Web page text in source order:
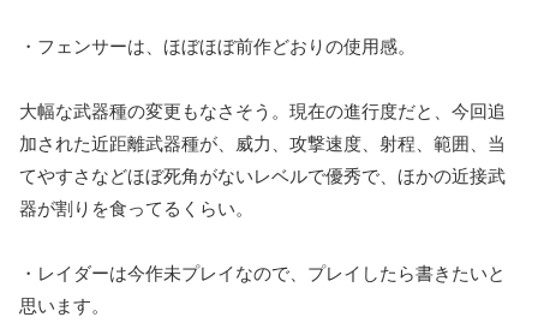
・フェンサーは、ほぼほぼ前作どおりの使用感。
大幅な武器種の変更もなさそう。現在の進行度だと、今回追
加された近距離武器種が、威力、攻撃速度、射程、範囲、当
てやすさなどほぼ死角がないレベルで優秀で、ほかの近接武
器が割りを食ってるくらい。
・レイダーは今作未プレイなので、プレイしたら書きたいと
思います。